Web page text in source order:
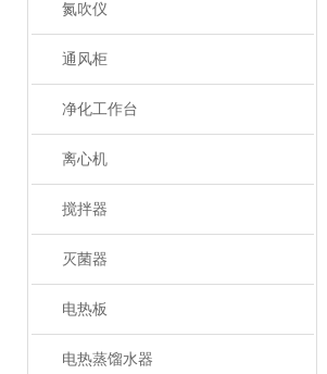
氮吹仪
通风柜
净化工作台
离心机
搅拌器
灭菌器
电热板
电热蒸馏水器